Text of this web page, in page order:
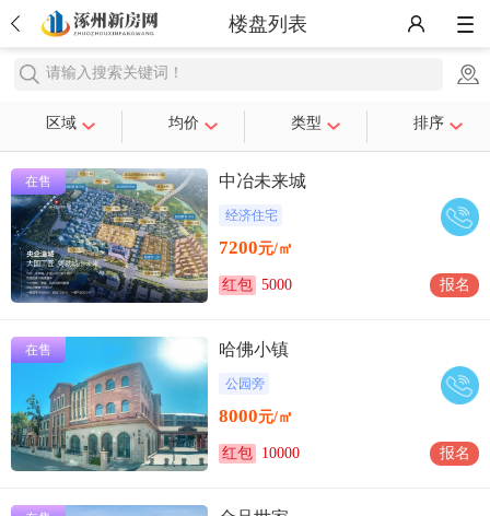
楼盘列表
请输入搜索关键词！
区域 均价 类型 排序
在售 中冶未来城
经济住宅
7200元/㎡
红包 5000 报名
在售 哈佛小镇
公园旁
8000元/㎡
红包 10000 报名